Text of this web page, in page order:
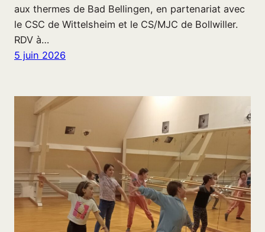
aux thermes de Bad Bellingen, en partenariat avec
le CSC de Wittelsheim et le CS/MJC de Bollwiller.
RDV à…
5 juin 2026